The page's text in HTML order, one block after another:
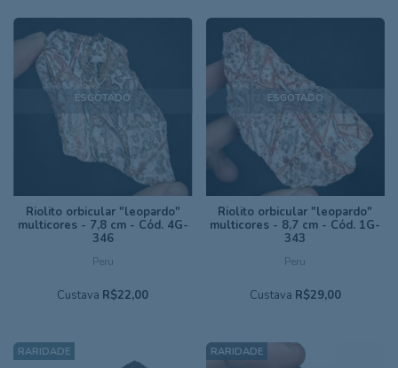
ESGOTADO
Peru
Riolito orbicular "leopardo"
multicores - 7,8 cm - Cód. 4G-
346
Custava R$22,00
ESGOTADO
Peru
Riolito orbicular "leopardo"
multicores - 8,7 cm - Cód. 1G-
343
Custava R$29,00